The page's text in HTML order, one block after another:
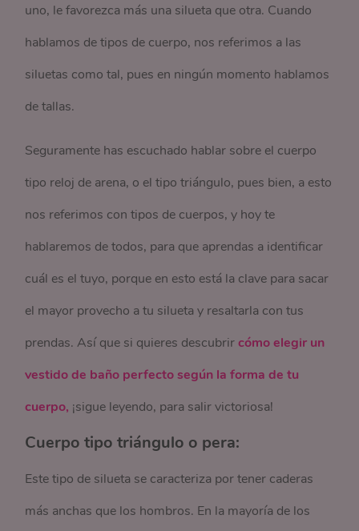
uno, le favorezca más una silueta que otra. Cuando
hablamos de tipos de cuerpo, nos referimos a las
siluetas como tal, pues en ningún momento hablamos
de tallas.
Seguramente has escuchado hablar sobre el cuerpo
tipo reloj de arena, o el tipo triángulo, pues bien, a esto
nos referimos con tipos de cuerpos, y hoy te
hablaremos de todos, para que aprendas a identificar
cuál es el tuyo, porque en esto está la clave para sacar
el mayor provecho a tu silueta y resaltarla con tus
prendas. Así que si quieres descubrircómo elegir un
vestido de baño perfecto según la forma de tu
cuerpo, ¡sigue leyendo, para salir victoriosa!
Cuerpo tipo triángulo o pera:
Este tipo de silueta se caracteriza por tener caderas
más anchas que los hombros. En la mayoría de los